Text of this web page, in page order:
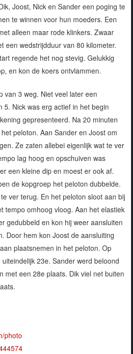
Joost, Nick en Sander een poging te
te winnen voor hun moeders. Een
alleen maar rode klinkers. Zwaar
een wedstrijdduur van 80 kilometer.
regende het nog stevig. Gelukkig
en kon de koers ontvlammen.
van 3 weg. Niet veel later een
5. Nick was erg actief in het begin
gepresenteerd. Na 20 minuten
peloton. Aan Sander en Joost om
Ze zaten allebei eigenlijk wat te ver
lag hoog en opschuiven was
een kleine dip en moest er ook af.
de kopgroep het peloton dubbelde.
ver terug. En het peloton sloot aan bij
tempo omhoog vloog. Aan het elastiek
gedubbeld en kon hij weer aansluiten
Door hem kon Joost de aansluiting
plaatsnemen in het peloton. Op
23e. Sander werd beloond
met een 28e plaats. Dik viel net buiten